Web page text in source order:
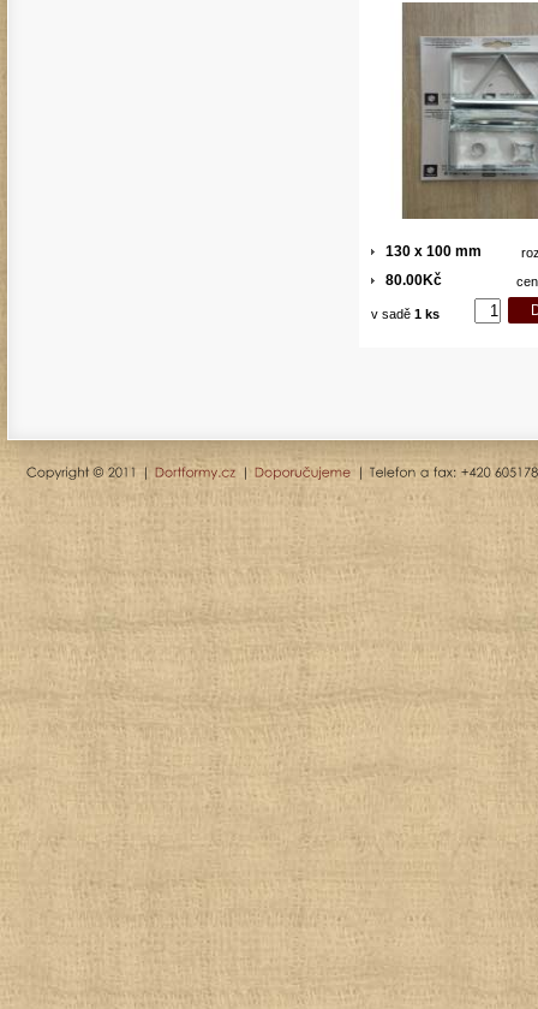
130 x 100 mm
80.00Kč
v sadě 1 ks